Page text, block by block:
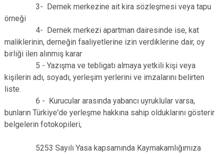
3- Dernek merkezine ait kira sözleşmesi veya tapu
örneği
4- Dernek merkezi apartman dairesinde ise, kat
maliklerinin, derneğin faaliyetlerine izin verdiklerine dair, oy
birliği ilen alınmış karar
5 - Yazışma ve tebligatı almaya yetkili kişi veya
kişilerin adı, soyadı, yerleşim yerlerini ve imzalarını belirten
liste.
6 - Kurucular arasında yabancı uyruklular varsa,
bunların Türkiye'de yerleşme hakkına sahip olduklarını gösterir
belgelerin fotokopileri,
5253 Sayılı Yasa kapsamında Kaymakamlığımıza